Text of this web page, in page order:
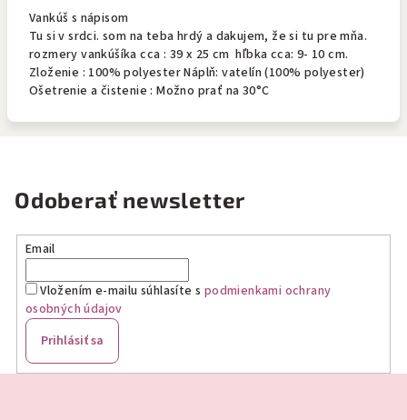
Vankúš s nápisom
Tu si v srdci. som na teba hrdý a dakujem, že si tu pre mňa.
rozmery vankúšíka cca : 39 x 25 cm hľbka cca: 9- 10 cm.
Zloženie : 100% polyester Náplň: vatelín (100% polyester)
Ošetrenie a čistenie : Možno prať na 30°C
Odoberať newsletter
Email
Vložením e-mailu súhlasíte s podmienkami ochrany
osobných údajov
Prihlásiť sa